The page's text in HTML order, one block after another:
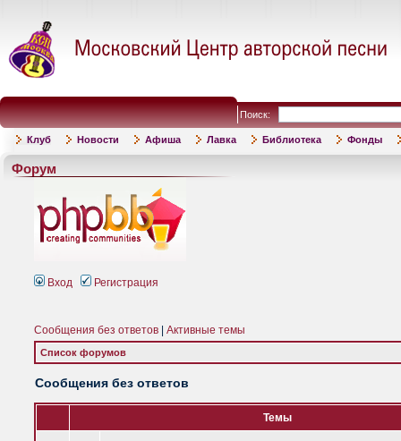
Поиск:
Клуб Новости Афиша Лавка Библиотека Фонды
Форум
Вход Регистрация
Сообщения без ответов Активные темы
Список форумов
Сообщения без ответов
Темы